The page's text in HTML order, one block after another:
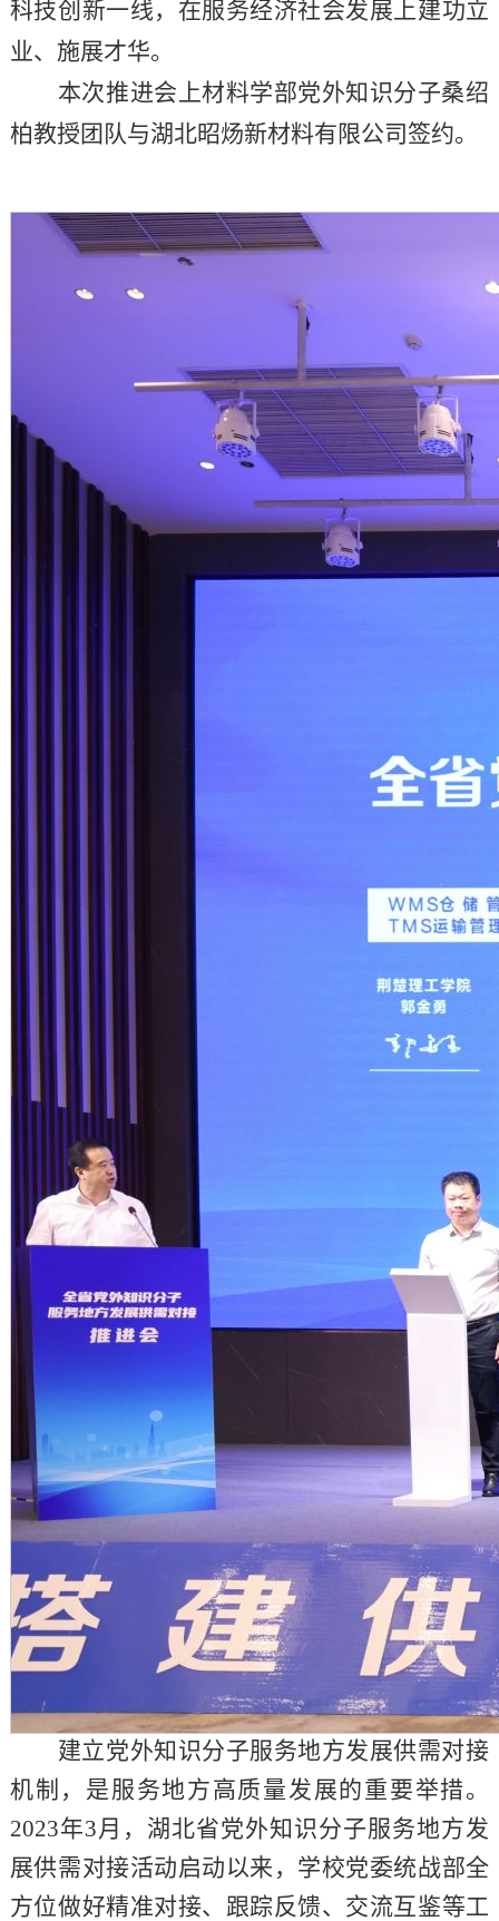
科技创新一线，在服务经济社会发展上建功立
业、施展才华。
本次推进会上材料学部党外知识分子桑绍
柏教授团队与湖北昭炀新材料有限公司签约。
建立党外知识分子服务地方发展供需对接
机制，是服务地方高质量发展的重要举措。
2023年3月，湖北省党外知识分子服务地方发
展供需对接活动启动以来，学校党委统战部全
方位做好精准对接、跟踪反馈、交流互鉴等工